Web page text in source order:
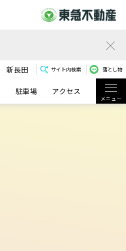
新長田 サイト内検索 落とし物
駐車場 アクセス
メニュー